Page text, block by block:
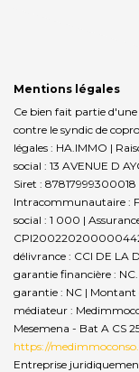
Mentions légales
Ce bien fait partie d'une
contre le syndic de
légales : HA.IMMO |
social : 13 AVENUE D
Siret :
Intracommunautaire :
social : 1 000 |
délivrance : CCI DE LA
garantie financière : NC.
garantie : NC | Montant
médiateur :
Mesemena - Bat A CS
https://
Entreprise